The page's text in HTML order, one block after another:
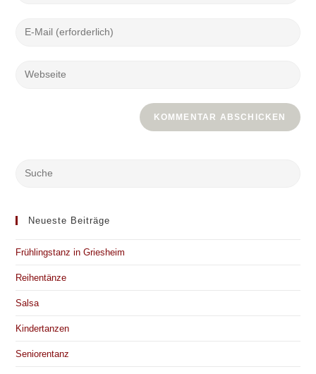
oder
zum
Gib
Mail-
Gib
Neueste Beiträge
Frühlingstanz in Griesheim
Reihentänze
Salsa
Kindertanzen
Seniorentanz